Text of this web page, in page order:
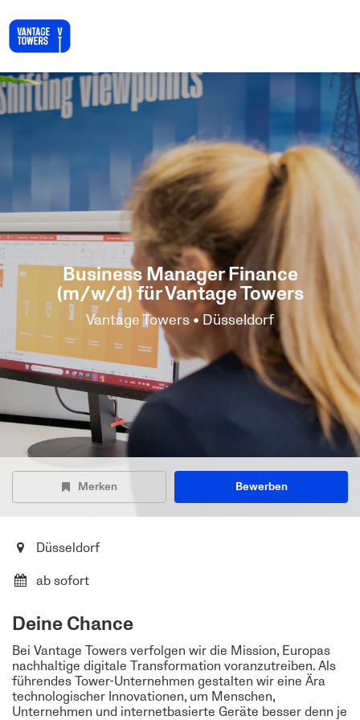
Business Manager Finance
(m/w/d) für Vantage Towers
Vantage Towers • Düsseldorf
Merken Bewerben
Düsseldorf
ab sofort
Deine Chance
Bei Vantage Towers verfolgen wir die Mission, Europas
nachhaltige digitale Transformation voranzutreiben. Als
führendes Tower-Unternehmen gestalten wir eine Ära
technologischer Innovationen, um Menschen,
Unternehmen und internetbasierte Geräte besser denn je